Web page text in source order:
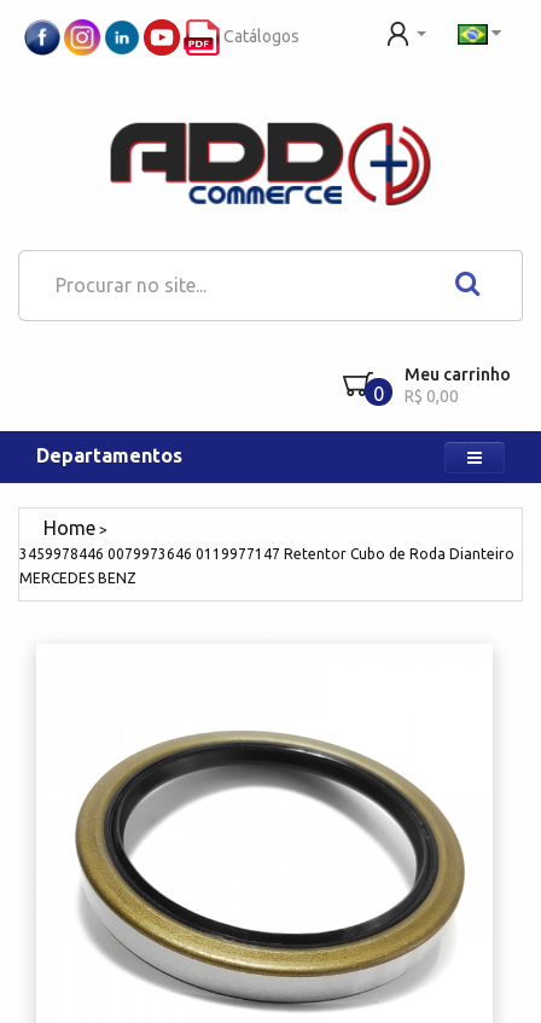
Catálogos
0
Meu carrinho
R$ 0,00
Departamentos
3459978446 0079973646 0119977147 Retentor Cubo de Roda Dianteiro
MERCEDES BENZ